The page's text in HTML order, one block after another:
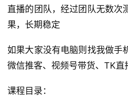
直播的团队，经过团队无数次
果，长期稳定
如果大家没有电脑则找我做手
微信推客、视频号带货、TK
课程目录：